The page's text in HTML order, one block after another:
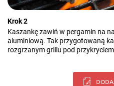
Krok 2
Kaszankę zawiń w pergamin na
aluminiową. Tak przygotowaną
rozgrzanym grillu pod